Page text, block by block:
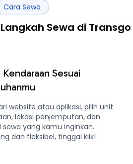
Cara Sewa
Sewa di Transgo
Kendaraan Sesuai
website atau aplikasi, pilih unit
lokasi penjemputan, dan
sewa yang kamu inginkan.
dan fleksibel, tinggal klik!